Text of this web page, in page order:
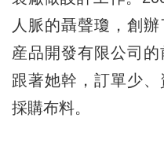
人脈的聶聲瓊，創
産品開發有限公司
跟著她幹，訂單少
採購布料。